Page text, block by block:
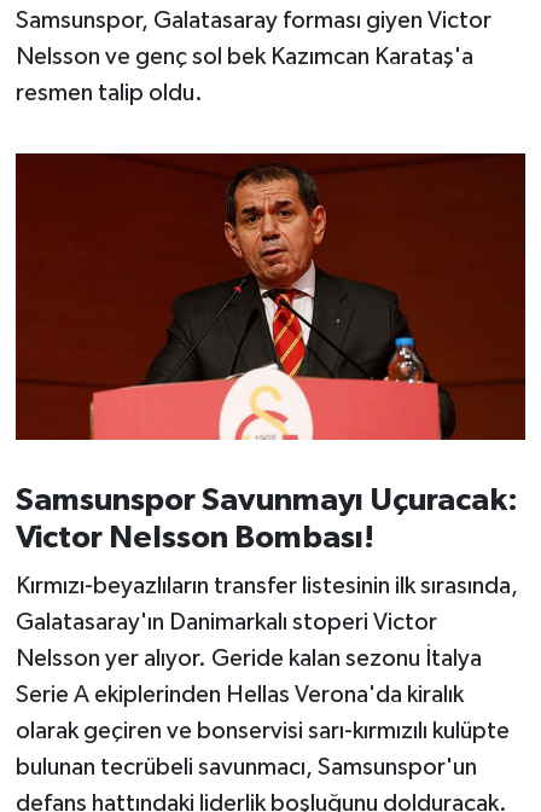
Samsunspor, Galatasaray forması giyen Victor
Nelsson ve genç sol bek Kazımcan Karataş'a
resmen talip oldu.
Samsunspor Savunmayı Uçuracak:
Victor Nelsson Bombası!
Kırmızı-beyazlıların transfer listesinin ilk sırasında,
Galatasaray'ın Danimarkalı stoperi Victor
Nelsson yer alıyor. Geride kalan sezonu İtalya
Serie A ekiplerinden Hellas Verona'da kiralık
olarak geçiren ve bonservisi sarı-kırmızılı kulüpte
bulunan tecrübeli savunmacı, Samsunspor'un
defans hattındaki liderlik boşluğunu dolduracak.
Sındırgı
TARİHTE BUGÜN
TEKNOLOJİ
TÜRKİYE
VİZYONDAKİLER
YAŞAM